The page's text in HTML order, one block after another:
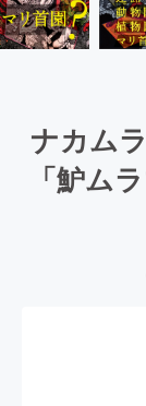
ナカム
「魲ム